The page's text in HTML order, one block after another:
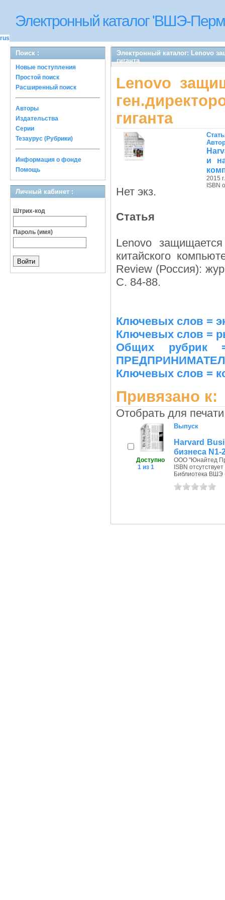
Электронный каталог 'ВШЭ-
rus
Поиск :
Новые поступления
Простой поиск
Расширенный поиск
Авторы
Издательства
Серии
Тезаурус (Рубрики)
Информация о фонде
Помощь
Личный кабинет :
Штрих-код
Пароль (имя)
Электронный каталог: Lenovo
гиганта
Lenovo
гиганта
Нет экз.
и
2015 г.
ISBN
Статья
Lenovo
китайского
Review (Россия):
С. 84-88.
Ключевых слов =
Ключевых слов =
Общих
Ключевых слов =
Привязано к:
Отобрать для
Доступно
1 из 1
Выпуск
Harvard
бизнеса N1-
ООО "Юнайтед
ISBN отсутствует
Библиотека ВШЭ